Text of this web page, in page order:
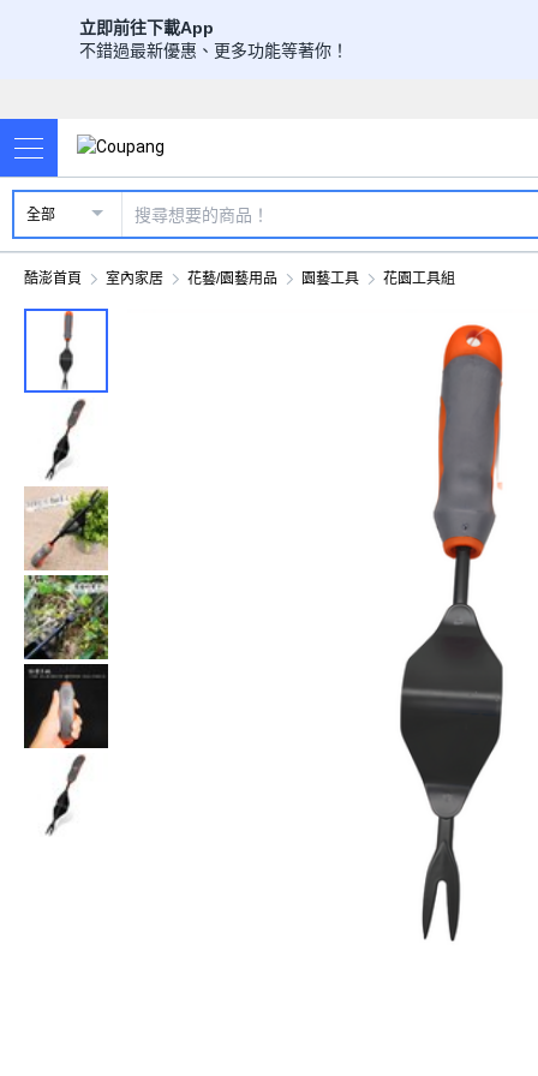
立即前往下載App
不錯過最新優惠、更多功能等著你！
全部
酷澎首頁 室內家居 花藝/園藝用品 園藝工具 花園工具組